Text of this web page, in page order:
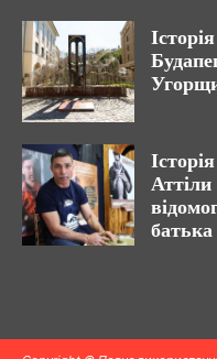
батька